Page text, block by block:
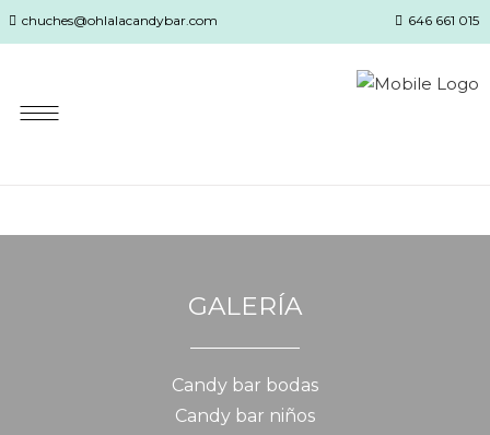
chuches@ohlalacandybar.com 646 661 015
GALERÍA
Candy bar bodas
Candy bar niños